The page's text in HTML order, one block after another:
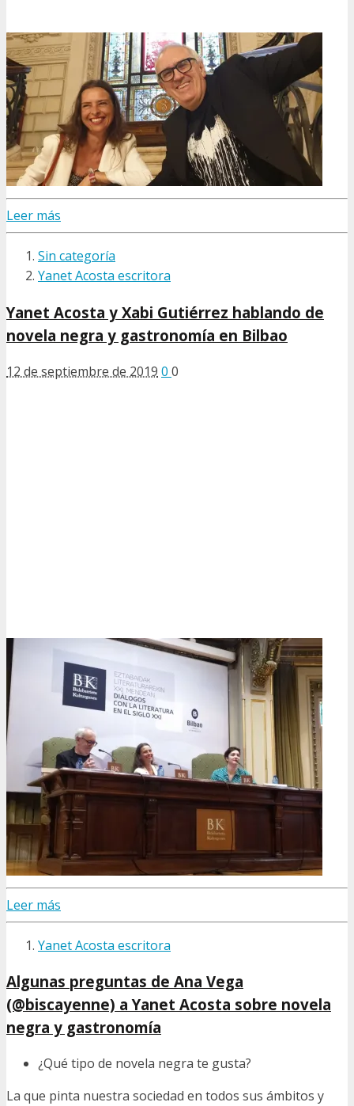
Leer más
Sin categoría
Yanet Acosta escritora
Yanet Acosta y Xabi Gutiérrez hablando de
novela negra y gastronomía en Bilbao
12 de septiembre de 2019 0 0
Leer más
Yanet Acosta escritora
Algunas preguntas de Ana Vega
(@biscayenne) a Yanet Acosta sobre novela
negra y gastronomía
¿Qué tipo de novela negra te gusta?
La que pinta nuestra sociedad en todos sus ámbitos y